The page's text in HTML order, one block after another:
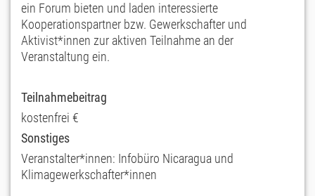
ein Forum bieten und laden interessierte
Kooperationspartner bzw. Gewerkschafter und
Aktivist*innen zur aktiven Teilnahme an der
Veranstaltung ein.
Teilnahmebeitrag
kostenfrei €
Sonstiges
Veranstalter*innen: Infobüro Nicaragua und
Klimagewerkschafter*innen